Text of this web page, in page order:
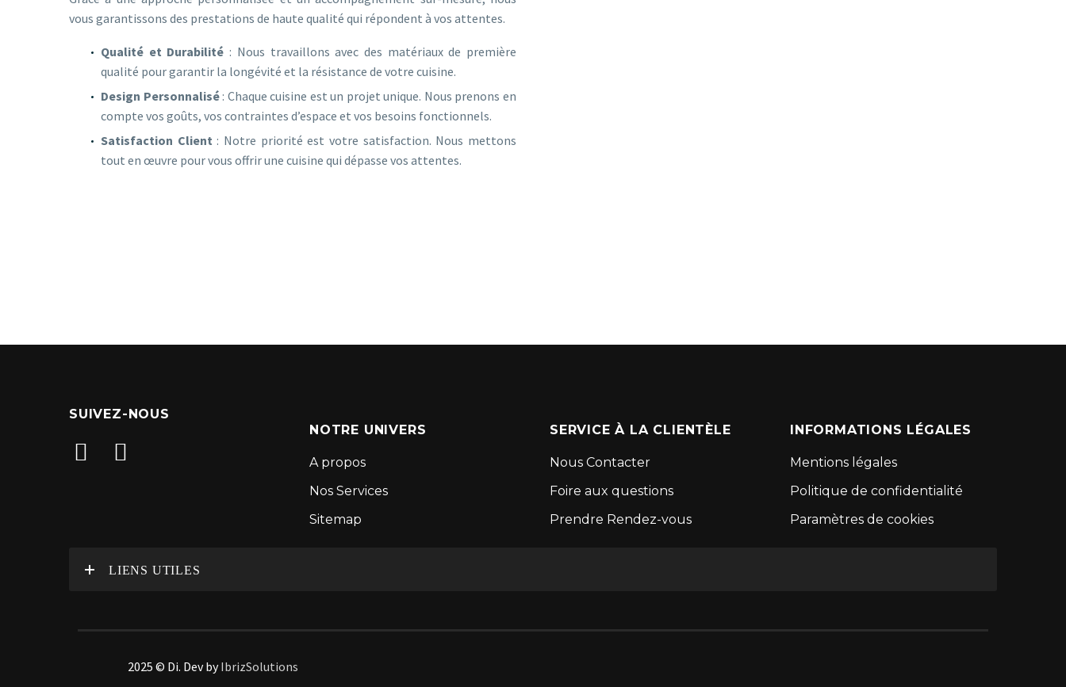
vous garantissons des prestations de haute qualité qui répondent à vos attentes.
Qualité et Durabilité : Nous travaillons avec des matériaux de première
qualité pour garantir la longévité et la résistance de votre cuisine.
Design Personnalisé: Chaque cuisine est un projet unique. Nous prenons en
compte vos goûts, vos contraintes d’espace et vos besoins fonctionnels.
Satisfaction Client : Notre priorité est votre satisfaction. Nous mettons
tout en œuvre pour vous offrir une cuisine qui dépasse vos attentes.
SUIVEZ-NOUS
NOTRE UNIVERS
A propos
Nos Services
Sitemap
SERVICE À LA CLIENTÈLE
Nous Contacter
Foire aux questions
Prendre Rendez-vous
INFORMATIONS LÉGALES
Mentions légales
Politique de confidentialité
Paramètres de cookies
LIENS UTILES
2025 © Di. Dev byIbrizSolutions